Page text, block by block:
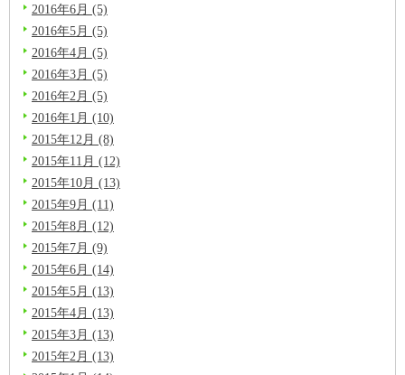
2016年6月 (5)
2016年5月 (5)
2016年4月 (5)
2016年3月 (5)
2016年2月 (5)
2016年1月 (10)
2015年12月 (8)
2015年11月 (12)
2015年10月 (13)
2015年9月 (11)
2015年8月 (12)
2015年7月 (9)
2015年6月 (14)
2015年5月 (13)
2015年4月 (13)
2015年3月 (13)
2015年2月 (13)